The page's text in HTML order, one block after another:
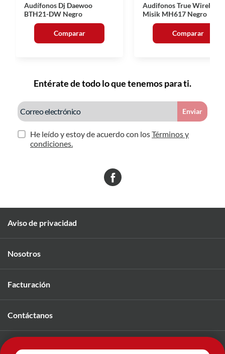
Audífonos Dj Daewoo
BTH21-DW Negro
Comparar
Audifonos True Wireless
Misik MH617 Negro
Comparar
Entérate de todo lo que tenemos para ti.
Enviar
He leído y estoy de acuerdo con losTérminos y
condiciones.
Aviso de privacidad
Nosotros
Facturación
Contáctanos